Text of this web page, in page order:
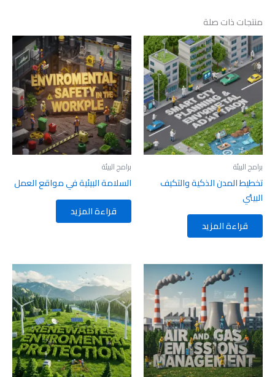
منتجات ذات صلة
برامج البيئة
تخطيط المدن الذكية والتكيف
البيئي
قراءة المزيد
برامج البيئة
السلامة البيئية في مواقع العمل
قراءة المزيد